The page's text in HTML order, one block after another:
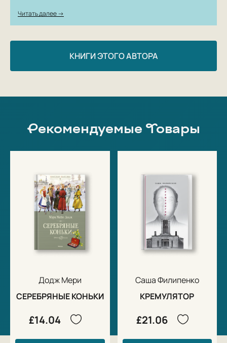
Читать далее →
КНИГИ ЭТОГО АВТОРА
Рекомендуемые Товары
Додж Мери
СЕРЕБРЯНЫЕ КОНЬКИ
£14.04
Саша Филипенко
КРЕМУЛЯТОР
£21.06